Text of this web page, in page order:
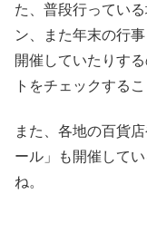
た、普段行ってい
ン、また年末の行
開催していたりす
トをチェックする
また、各地の百貨
ール」も開催して
ね。